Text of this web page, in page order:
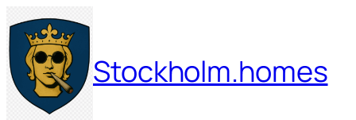
Hoppa
till
innehåll
Stockholm.homes